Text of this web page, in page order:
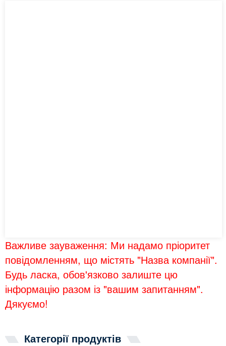
Важливе зауваження: Ми надамо пріоритет
повідомленням, що містять "Назва компанії".
Будь ласка, обов'язково залиште цю
інформацію разом із "вашим запитанням".
Дякуємо!
Категорії продуктів